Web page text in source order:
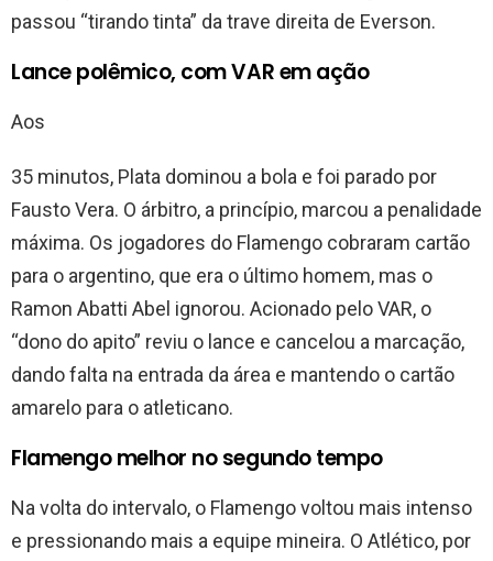
passou “tirando tinta” da trave direita de Everson.
Lance polêmico, com VAR em ação
Aos
35 minutos, Plata dominou a bola e foi parado por
Fausto Vera. O árbitro, a princípio, marcou a penalidade
máxima. Os jogadores do Flamengo cobraram cartão
para o argentino, que era o último homem, mas o
Ramon Abatti Abel ignorou. Acionado pelo VAR, o
“dono do apito” reviu o lance e cancelou a marcação,
dando falta na entrada da área e mantendo o cartão
amarelo para o atleticano.
Flamengo melhor no segundo tempo
Na volta do intervalo, o Flamengo voltou mais intenso
e pressionando mais a equipe mineira. O Atlético, por